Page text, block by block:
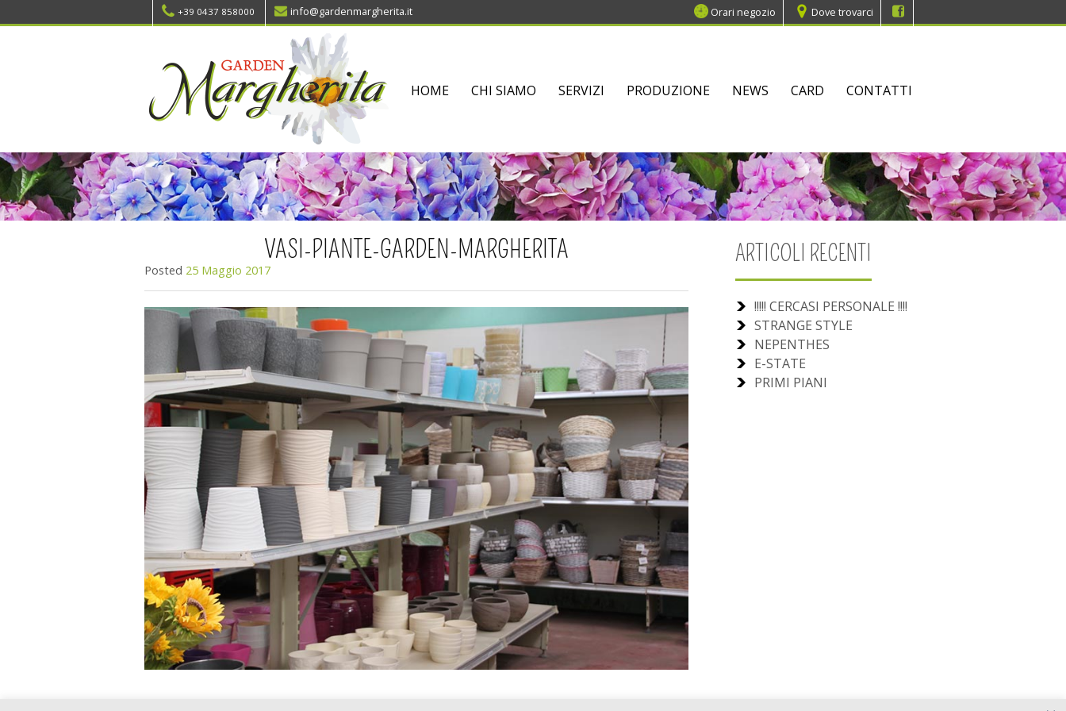
+39 0437 858000 info@gardenmargherita.it Orari negozio Dove trovarci
SKIP
HOME CHI SIAMO SERVIZI PRODUZIONE NEWS CARD CONTATTI
VASI-PIANTE-GARDEN-MARGHERITA
Posted 25 Maggio 2017
ARTICOLI RECENTI
!!!!! CERCASI PERSONALE !!!!
STRANGE STYLE
NEPENTHES
E-STATE
PRIMI PIANI